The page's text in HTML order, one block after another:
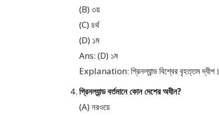
(B) ৩য়
(C) ৪র্থ
(D) ১ম
Ans: (D) ১ম
Explanation: গ্রিনল্যান্ড বিশ্বের বৃহত্তম দ্বীপ।
গ্রিনল্যান্ড বর্তমানে কোন দেশের অধীন?
(A) নরওয়ে